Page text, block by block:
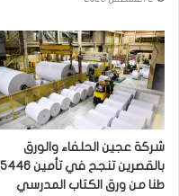
شركة عجين الحلفاء والورق
بالقصرين تنجح في تأمين 5446
طنا من ورق الكتاب المدرسي